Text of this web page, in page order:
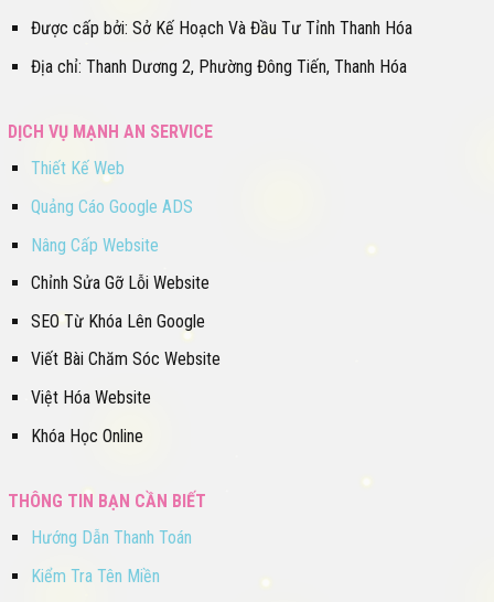
Được cấp bởi: Sở Kế Hoạch Và Đầu Tư Tỉnh Thanh Hóa
Địa chỉ: Thanh Dương 2, Phường Đông Tiến, Thanh Hóa
DỊCH VỤ MẠNH AN SERVICE
Thiết Kế Web
Quảng Cáo Google ADS
Nâng Cấp Website
Chỉnh Sửa Gỡ Lỗi Website
SEO Từ Khóa Lên Google
Viết Bài Chăm Sóc Website
Việt Hóa Website
Khóa Học Online
THÔNG TIN BẠN CẦN BIẾT
Hướng Dẫn Thanh Toán
Kiểm Tra Tên Miền